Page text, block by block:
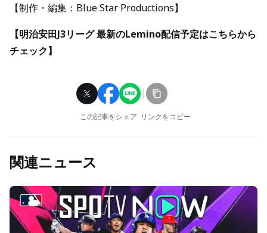
【制作・編集：Blue Star Productions】
【明治安田J3リーグ 最新のLemino配信予定はこちらから
チェック】
この記事をシェア リンクをコピー
関連ニュース